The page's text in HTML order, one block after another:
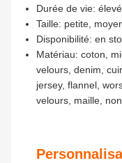
Durée de vie:
Taille: petite,
Disponibilité: en
Matériau: coton,
velours, denim,
jersey, flannel,
velours, maille,